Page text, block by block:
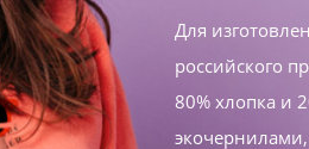
Для
российского
80% хлопка и